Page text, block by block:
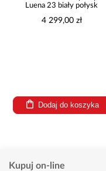
Luena 23 biały połysk
4 299,00 zł
Dodaj do koszyka
Kupuj on-line